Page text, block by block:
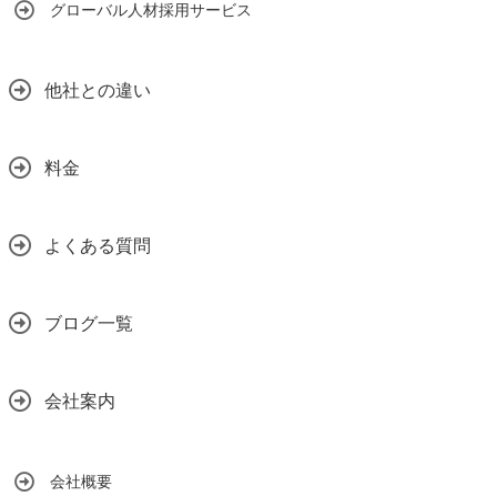
グローバル人材採用サービス
他社との違い
料金
よくある質問
ブログ一覧
会社案内
会社概要